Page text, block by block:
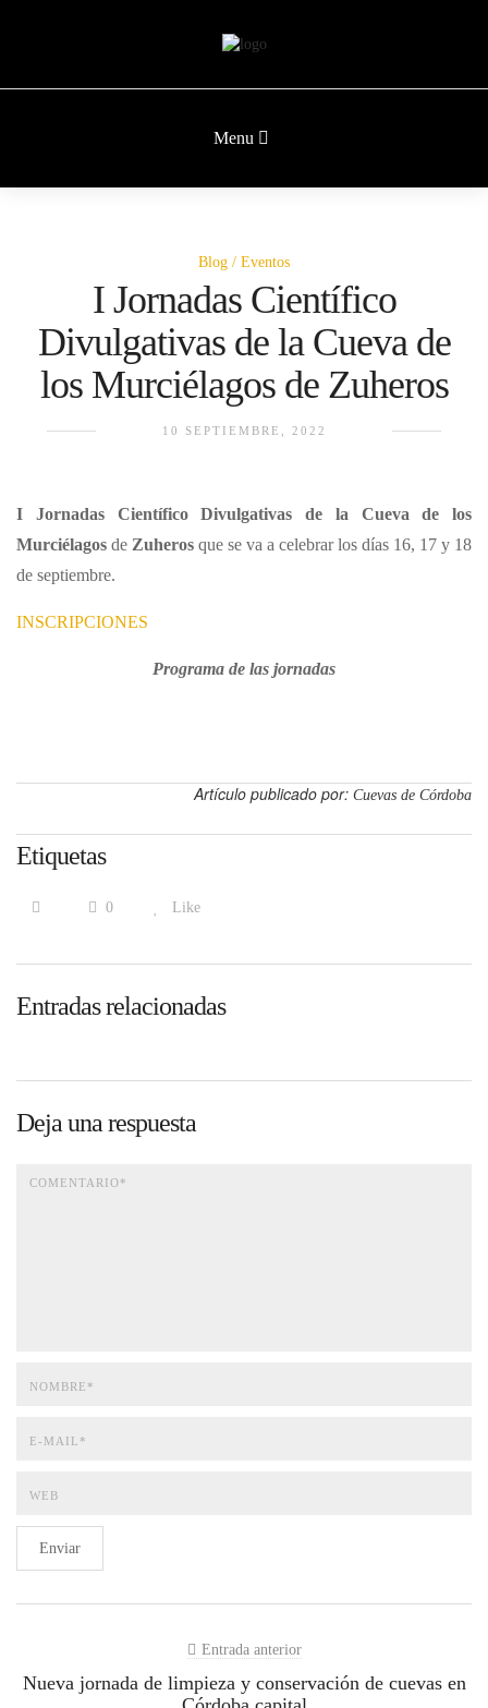
Menu
Blog Eventos
I Jornadas Científico
Divulgativas de la Cueva de
los Murciélagos de Zuheros
10 SEPTIEMBRE, 2022
I Jornadas Científico Divulgativas de la Cueva de los
Murciélagos de Zuheros que se va a celebrar los días 16, 17 y 18
de septiembre.
INSCRIPCIONES
Programa de las jornadas
Artículo publicado por: Cuevas de Córdoba
Etiquetas
0 Like
Entradas relacionadas
Deja una respuesta
Enviar
Entrada anterior
Nueva jornada de limpieza y conservación de cuevas en